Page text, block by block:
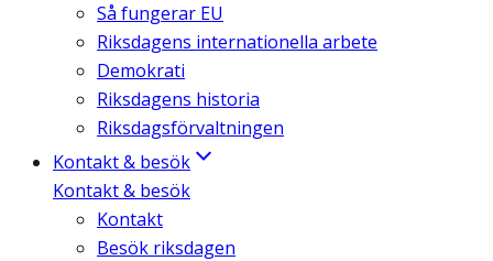
Så fungerar EU
Riksdagens internationella arbete
Demokrati
Riksdagens historia
Riksdagsförvaltningen
Kontakt & besök
Kontakt & besök
Kontakt
Besök riksdagen